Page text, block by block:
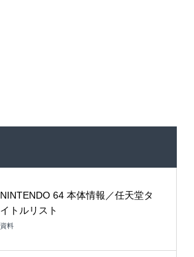
NINTENDO 64 本体情報／任天堂タ
イトルリスト
資料